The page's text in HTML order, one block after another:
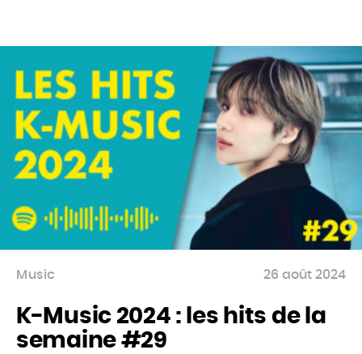
Music
K-Music 2024 : les hits de la
semaine #29
26 août 2024